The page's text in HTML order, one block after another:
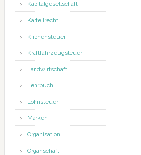
Kapitalgesellschaft
Kartellrecht
Kirchensteuer
Kraftfahrzeugsteuer
Landwirtschaft
Lehrbuch
Lohnsteuer
Marken
Organisation
Organschaft